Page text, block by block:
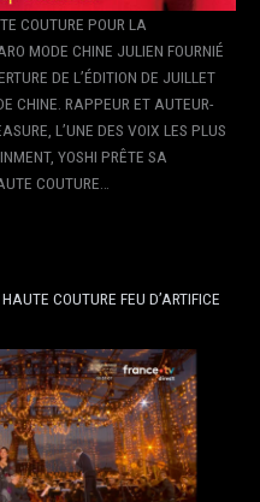
COUTURE POUR LA
MODE CHINE JULIEN FOURNIÉ
DE L’ÉDITION DE JUILLET
CHINE. RAPPEUR ET AUTEUR-
L’UNE DES VOIX LES PLUS
YOSHI PRÊTE SA
COUTURE…
COUTURE FEU D’ARTIFICE